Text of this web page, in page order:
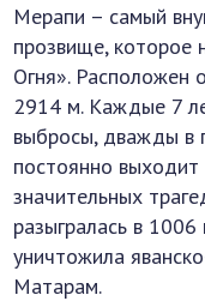
Мерапи – самый
прозвище, которое
Огня». Расположен
2914 м. Каждые 7
выбросы, дважды в
постоянно
значительных
разыгралась в 1006
уничтожила
Матарам.